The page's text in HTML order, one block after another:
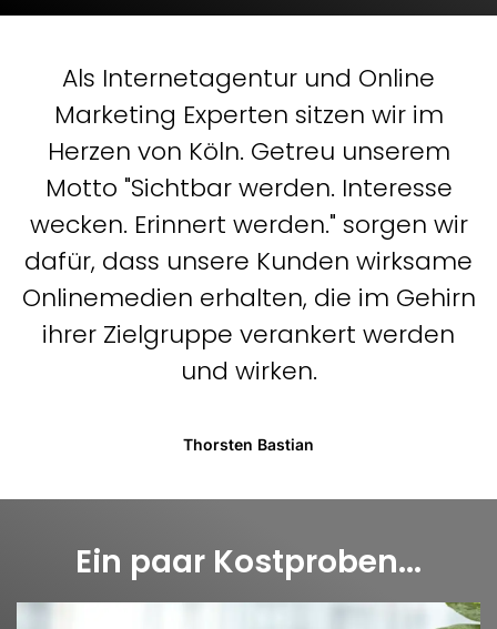
Als Internetagentur und Online
Marketing Experten sitzen wir im
Herzen von Köln. Getreu unserem
Motto "Sichtbar werden. Interesse
wecken. Erinnert werden." sorgen wir
dafür, dass unsere Kunden wirksame
Onlinemedien erhalten, die im Gehirn
ihrer Zielgruppe verankert werden
und wirken.
Thorsten Bastian
Ein paar Kostproben...